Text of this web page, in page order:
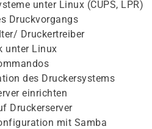
unter Linux (CUPS, LPR)
Druckvorgangs
Druckertreiber
unter Linux
des Druckersystems
einrichten
Druckerserver
mit Samba